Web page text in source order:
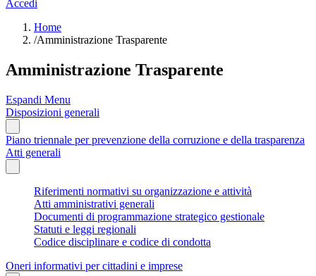
Accedi
Home
/Amministrazione Trasparente
Amministrazione Trasparente
Espandi Menu
Disposizioni generali
Piano triennale per prevenzione della corruzione e della trasparenza
Atti generali
Riferimenti normativi su organizzazione e attività
Atti amministrativi generali
Documenti di programmazione strategico gestionale
Statuti e leggi regionali
Codice disciplinare e codice di condotta
Oneri informativi per cittadini e imprese